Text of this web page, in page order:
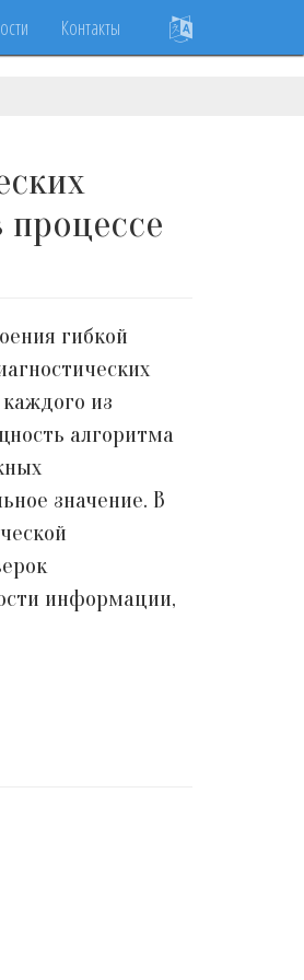
Контакты
гибкой
из
алгоритма
значение. В
информации,